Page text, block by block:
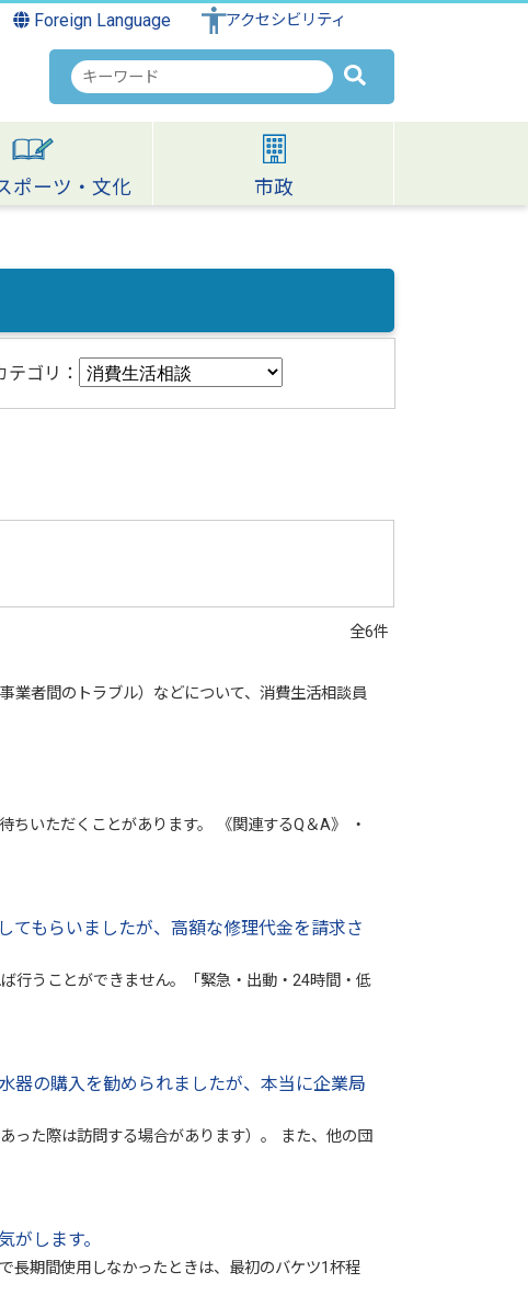
Foreign Language アクセシビリティ
検
索
キ
ワ
ー
ポーツ・文化 市政
テゴリ：
全6件
業者間のトラブル）などについて、消費生活相談員
いただくことがあります。 《関連するQ＆A》 ・
てもらいましたが、高額な修理代金を請求さ
行うことができません。「緊急・出動・24時間・低
器の購入を勧められましたが、本当に企業局
った際は訪問する場合があります）。 また、他の団
します。
長期間使用しなかったときは、最初のバケツ1杯程